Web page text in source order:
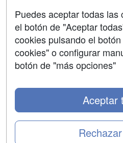
Copyleft
Puedes aceptar todas las
el botón de "Aceptar
cookies pulsando el
cookies" o configurar
botón de "más opciones"
Aceptar